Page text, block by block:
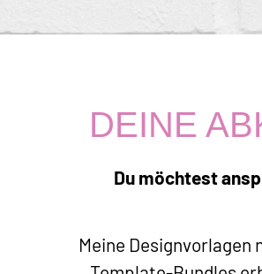
DEINE
Du möchtest
Meine Designvorlagen